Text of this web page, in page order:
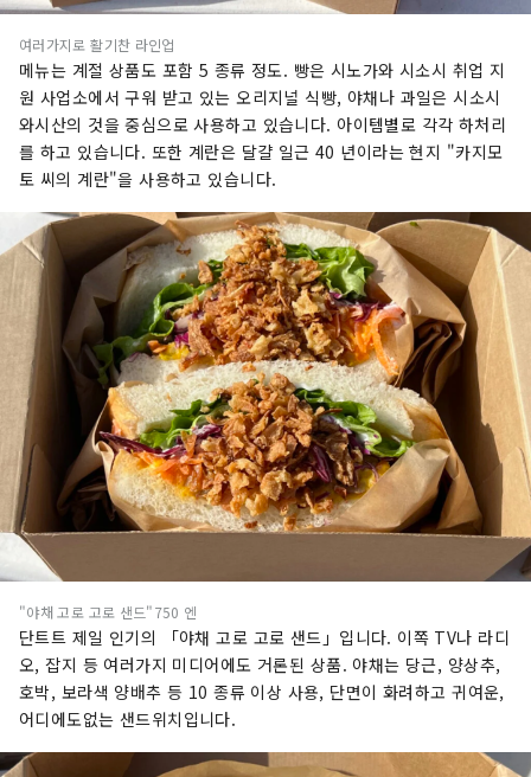
여러가지로 활기찬 라인업
메뉴는 계절 상품도 포함 5 종류 정도. 빵은 시노가와 시소시 취업 지
원 사업소에서 구워 받고 있는 오리지널 식빵, 야채나 과일은 시소시
와시산의 것을 중심으로 사용하고 있습니다. 아이템별로 각각 하처리
를 하고 있습니다. 또한 계란은 달걀 일근 40 년이라는 현지 "카지모
토 씨의 계란"을 사용하고 있습니다.
"야채 고로 고로 샌드"750 엔
단트트 제일 인기의 「야채 고로 고로 샌드」입니다. 이쪽 TV나 라디
오, 잡지 등 여러가지 미디어에도 거론된 상품. 야채는 당근, 양상추,
호박, 보라색 양배추 등 10 종류 이상 사용, 단면이 화려하고 귀여운,
어디에도없는 샌드위치입니다.